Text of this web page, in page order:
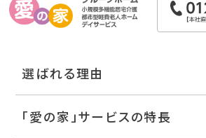
選ばれる理由
「愛の家」サービスの特長